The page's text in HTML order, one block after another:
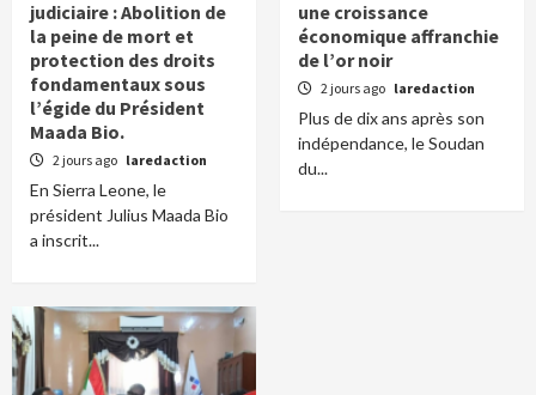
judiciaire : Abolition de
la peine de mort et
protection des droits
fondamentaux sous
l’égide du Président
Maada Bio.
2 jours ago laredaction
En Sierra Leone, le
président Julius Maada Bio
a inscrit...
une croissance
économique affranchie
de l’or noir
2 jours ago laredaction
Plus de dix ans après son
indépendance, le Soudan
du...